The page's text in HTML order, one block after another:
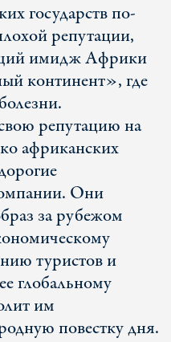
государств по-
репутации,
имидж Африки
континент», где
репутацию на
африканских
Они
за рубежом
туристов и
глобальному
им
повестку дня.